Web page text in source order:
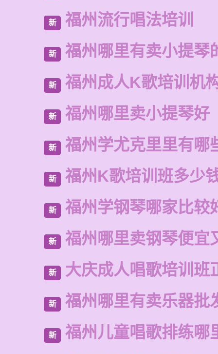
新 福州流行唱法培训
新 福州哪里有卖小提琴
新 福州成人K歌培训机
新 福州哪里卖小提琴好
新 福州学尤克里里有哪
新 福州K歌培训班多少
新 福州学钢琴哪家比较
新 福州哪里卖钢琴便宜
新 大庆成人唱歌培训班
新 福州哪里有卖乐器批
新 福州儿童唱歌排练哪